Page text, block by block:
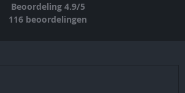
Beoordeling 4.9/5
116 beoordelingen